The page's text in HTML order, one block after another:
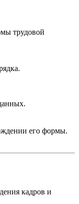
трудовой
его формы.
кадров и